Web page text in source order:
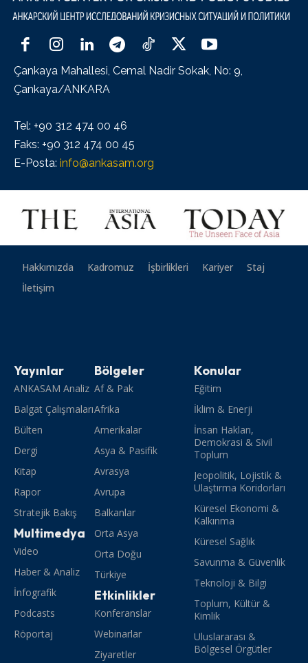
Çankaya Mahallesi, Cemal Nadir Sokak, No: 9,
Çankaya/ANKARA
Tel: +90 312 474 00 46
Faks: +90 312 474 00 45
E-Posta: info@ankasam.org
Hakkımızda Kadromuz İşbirlikleri Kariyer
Staj
İletişim
Yayınlar
ANKASAM Analiz
Balgat Çalışmaları
Bülten
Dergi
Kitap
Rapor
Stratejik Bakış
Multimedya
Video
Haber & Analiz
İnfografik
Podcasts
Röportaj
Bölgeler
Af & Pak
Afrika
Amerikalar
Asya & Pasifik
Avrasya
Avrupa
Balkanlar
Orta Asya
Orta Doğu
Türkiye
Etkinlikler
Konferanslar
Webinarlar
Ziyaretler
Konular
Eğitim
İklim & Enerji
İnsan Hakları,
Demokrasi & Sivil
Toplum
Jeopolitik, Lojistik &
Ulaştırma Koridorları
Küresel Ekonomi &
Kalkınma
Küresel Sağlık
Savunma & Güvenlik
Teknoloji & Bilgi
Toplum, Kültür &
Kimlik
Uluslararası &
Bölgesel Örgütler